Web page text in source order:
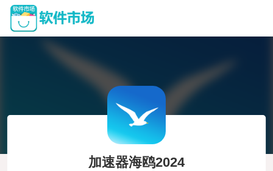
加速器海鸥2024